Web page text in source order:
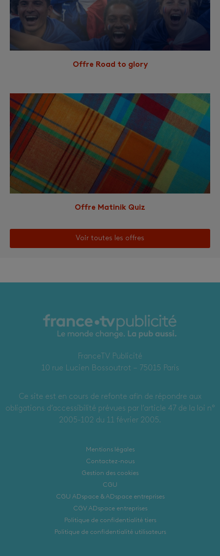
Offre Road to glory
Offre Matinik Quiz
Voir toutes les offres
FranceTV Publicité
10 rue Lucien Bossoutrot – 75015 Paris
Ce site est en cours de refonte afin de répondre aux
obligations d’accessibilité prévues par l’article 47 de la loi n°
2005-102 du 11 février 2005.
Mentions légales
Contactez-nous
Gestion des cookies
CGU
CGU ADspace & ADspace entreprises
CGV ADspace entreprises
Politique de confidentialité tiers
Politique de confidentialité utilisateurs